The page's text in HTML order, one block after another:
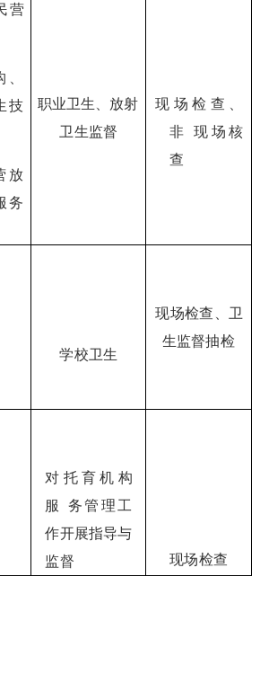
营
技
放
务
职业卫生、放射
卫生监督
现场检查、
非
现场核
查
学校卫生
现场检查、卫
生监督抽检
对托育机构
服
务管理工
作开展指导与
监督
现场检查